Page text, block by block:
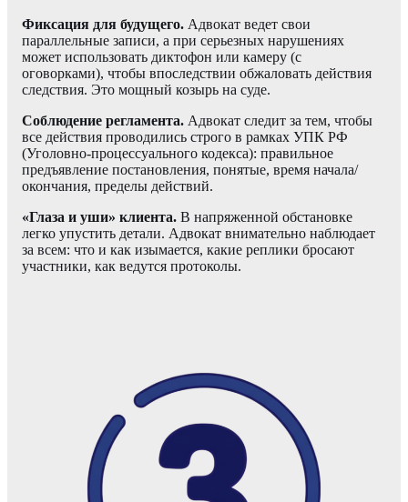
Фиксация для будущего. Адвокат ведет свои
параллельные записи, а при серьезных нарушениях
может использовать диктофон или камеру (с
оговорками), чтобы впоследствии обжаловать действия
следствия. Это мощный козырь на суде.
Соблюдение регламента. Адвокат следит за тем, чтобы
все действия проводились строго в рамках УПК РФ
(Уголовно-процессуального кодекса): правильное
предъявление постановления, понятые, время начала/
окончания, пределы действий.
«Глаза и уши» клиента. В напряженной обстановке
легко упустить детали. Адвокат внимательно наблюдает
за всем: что и как изымается, какие реплики бросают
участники, как ведутся протоколы.